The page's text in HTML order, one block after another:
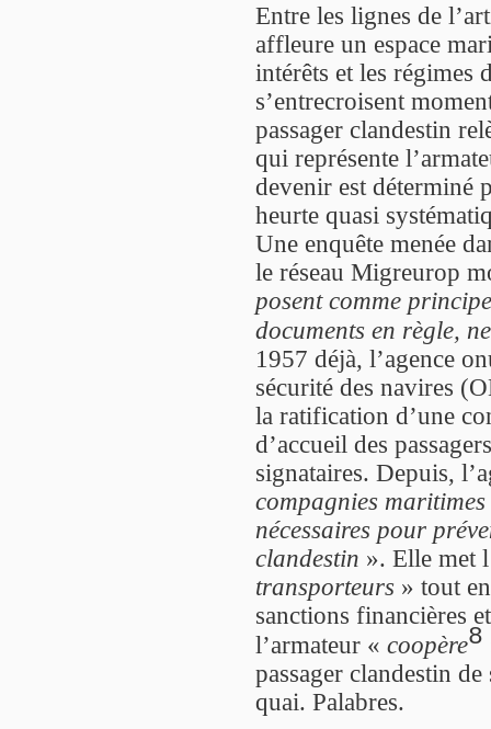
Entre les lignes de
affleure un espace
intérêts et les régimes
s’entrecroisent
passager clandestin
qui représente
devenir est déterminé
heurte quasi
Une enquête menée
le réseau Migreurop
posent comme
documents en règle,
1957 déjà, l’agence
sécurité des navires
la ratification d’une
d’accueil des
signataires. Depuis,
compagnies
nécessaires pour
clandestin ». Elle met
transporteurs » tout
sanctions financières
l’armateur « coopère8
passager clandestin
quai. Palabres.